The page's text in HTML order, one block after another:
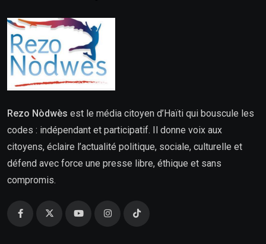
Rezo Nòdwès est le média citoyen d’Haïti qui bouscule les
codes : indépendant et participatif. Il donne voix aux
citoyens, éclaire l’actualité politique, sociale, culturelle et
défend avec force une presse libre, éthique et sans
compromis.